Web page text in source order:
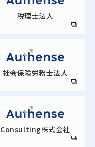
税理士法人
社会保険労務士法人
Consulting株式会社